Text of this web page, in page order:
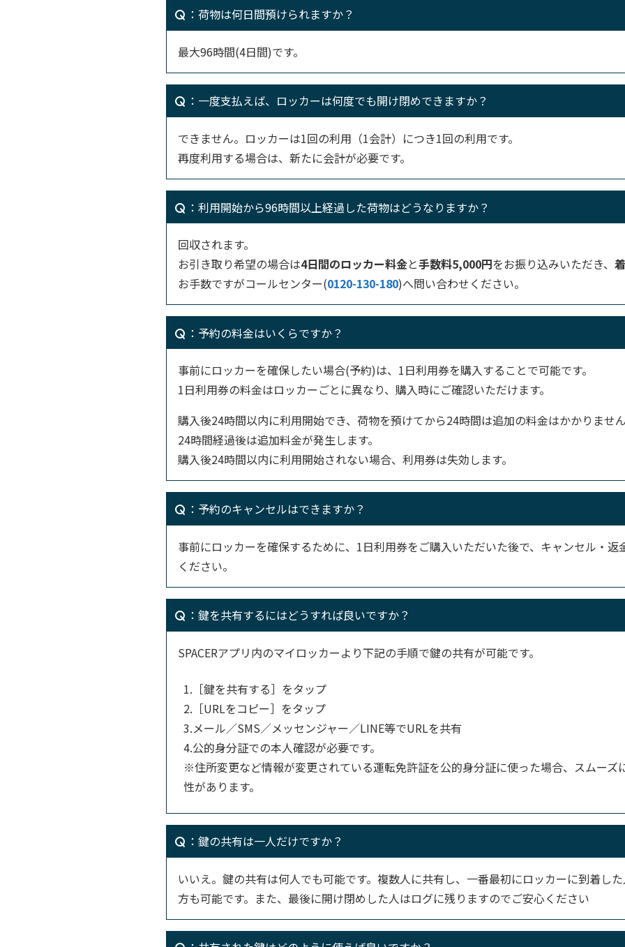
：荷物は何日間預けられますか？
最大96時間(4日間)です。
：一度支払えば、ロッカーは何度でも開け閉めできますか？
できません。ロッカーは1回の利用（1会計）につき1回の利用です。
再度利用する場合は、新たに会計が必要です。
：利用開始から96時間以上経過した荷物はどうなりますか？
回収されます。
お引き取り希望の場合は4日間のロッカー料金と手数料5,000円をお振り込みいただき、
お手数ですがコールセンター(0120-130-180)へ問い合わせください。
：予約の料金はいくらですか？
事前にロッカーを確保したい場合(予約)は、1日利用券を購入することで可能です。
1日利用券の料金はロッカーごとに異なり、購入時にご確認いただけます。
購入後24時間以内に利用開始でき、荷物を預けてから24時間は追加の料金はかかりませ
24時間経過後は追加料金が発生します。
購入後24時間以内に利用開始されない場合、利用券は失効します。
：予約のキャンセルはできますか？
事前にロッカーを確保するために、1日利用券をご購入いただいた後で、キャンセル・
ください。
：鍵を共有するにはどうすれば良いですか？
SPACERアプリ内のマイロッカーより下記の手順で鍵の共有が可能です。
1.［鍵を共有する］をタップ
2.［URLをコピー］をタップ
3.メール／SMS／メッセンジャー／LINE等でURLを共有
4.公的身分証での本人確認が必要です。
※住所変更など情報が変更されている運転免許証を公的身分証に使った場合、スムーズ
性があります。
：鍵の共有は一人だけですか？
いいえ。鍵の共有は何人でも可能です。複数人に共有し、一番最初にロッカーに到着し
方も可能です。また、最後に開け閉めした人はログに残りますのでご安心ください